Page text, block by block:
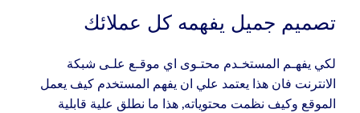
تصميم جميل يفهمه كل عملائك
لكي يفهـم المستخـدم محتـوى اي موقـع علـى شبكة
الانترنت فان هذا يعتمد علي ان يفهم المستخدم كيف يعمل
الموقع وكيف نظمت محتوياته, هذا ما نطلق علية قابلية